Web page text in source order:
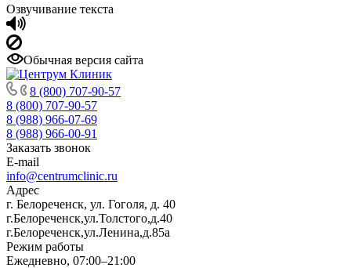
Озвучивание текста
Обычная версия сайта
8 (800) 707-90-57
8 (800) 707-90-57
8 (988) 966-07-69
8 (988) 966-00-91
Заказать звонок
E-mail
info@centrumclinic.ru
Адрес
г. Белореченск, ул. Гоголя, д. 40
г.Белореченск,ул.Толстого,д.40
г.Белореченск,ул.Ленина,д.85а
Режим работы
Ежедневно, 07:00–21:00